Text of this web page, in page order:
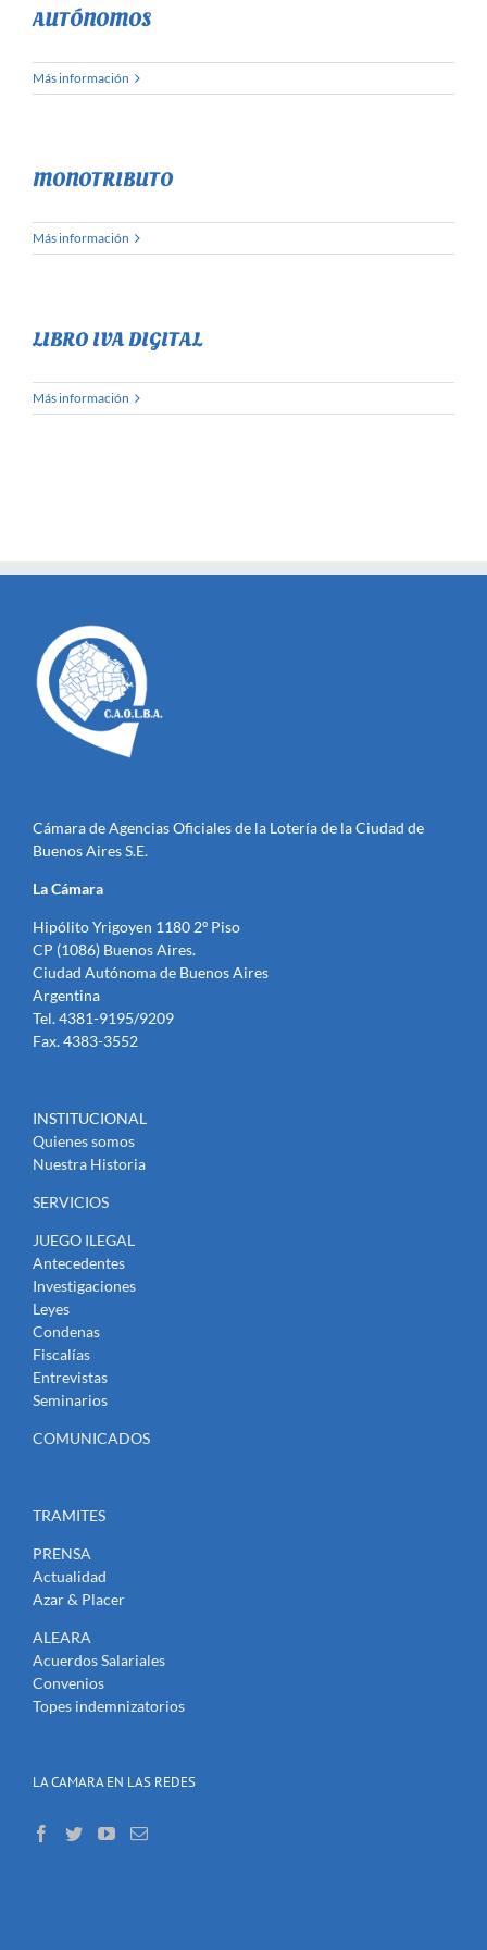
AUTÓNOMOS
Más información
MONOTRIBUTO
Más información
LIBRO IVA DIGITAL
Más información
Cámara de Agencias Oficiales de la Lotería de la Ciudad de
Buenos Aires S.E.
La Cámara
Hipólito Yrigoyen 1180 2º Piso
CP (1086) Buenos Aires.
Ciudad Autónoma de Buenos Aires
Argentina
Tel. 4381-9195/9209
Fax. 4383-3552
INSTITUCIONAL
Quienes somos
Nuestra Historia
SERVICIOS
JUEGO ILEGAL
Antecedentes
Investigaciones
Leyes
Condenas
Fiscalías
Entrevistas
Seminarios
COMUNICADOS
TRAMITES
PRENSA
Actualidad
Azar & Placer
ALEARA
Acuerdos Salariales
Convenios
Topes indemnizatorios
LA CAMARA EN LAS REDES